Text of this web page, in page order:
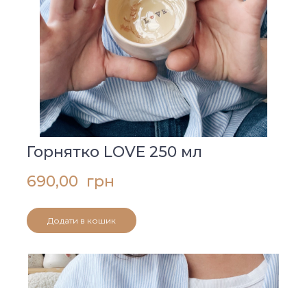
Горнятко LOVE 250 мл
690,00  грн
Додати в кошик